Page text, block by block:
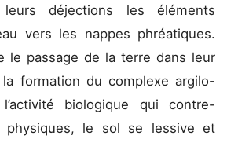
déjections les éléments
vers les nappes phréatiques.
le passage de la terre dans leur
formation du complexe argilo-
biologique qui contre-
physiques, le sol se lessive et